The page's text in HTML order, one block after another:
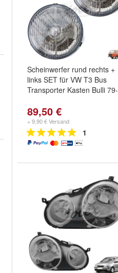
Scheinwerfer rund rechts +
links SET für VW T3 Bus
Transporter Kasten Bulli
89,50 €
+ 9,90 € Versand
1